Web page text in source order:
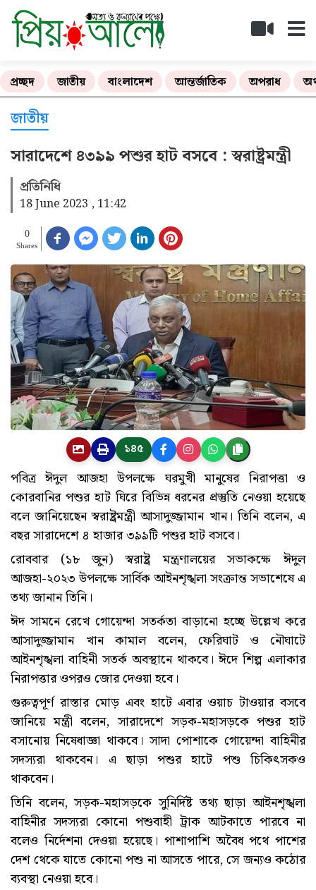
প্রচ্ছদ জাতীয় বাংলাদেশ আন্তর্জাতিক অপরাধ
জাতীয়
সারাদেশে ৪৩৯৯ পশুর হাট বসবে : স্বরাষ্ট্রমন্ত্রী
প্রতিনিধি
18 June 2023 , 11:42
0
Shares
১৪৫
পবিত্র ঈদুল আজহা উপলক্ষে ঘরমুখী মানুষের নিরাপত্তা ও
কোরবানির পশুর হাট ঘিরে বিভিন্ন ধরনের প্রস্তুতি নেওয়া হয়েছে
বলে জানিয়েছেন স্বরাষ্ট্রমন্ত্রী আসাদুজ্জামান খান। তিনি বলেন, এ
বছর সারাদেশে ৪ হাজার ৩৯৯টি পশুর হাট বসবে।
রোববার (১৮ জুন) স্বরাষ্ট্র মন্ত্রণালয়ের সভাকক্ষে ঈদুল
আজহা-২০২৩ উপলক্ষে সার্বিক আইনশৃঙ্খলা সংক্রান্ত সভাশেষে এ
তথ্য জানান তিনি।
ঈদ সামনে রেখে গোয়েন্দা সতর্কতা বাড়ানো হচ্ছে উল্লেখ করে
আসাদুজ্জামান খান কামাল বলেন, ফেরিঘাট ও নৌঘাটে
আইনশৃঙ্খলা বাহিনী সতর্ক অবস্থানে থাকবে। ঈদে শিল্প এলাকার
নিরাপত্তার ওপরও জোর দেওয়া হবে।
গুরুত্বপূর্ণ রাস্তার মোড় এবং হাটে এবার ওয়াচ টাওয়ার বসবে
জানিয়ে মন্ত্রী বলেন, সারাদেশে সড়ক-মহাসড়কে পশুর হাট
বসানোয় নিষেধাজ্ঞা থাকবে। সাদা পোশাকে গোয়েন্দা বাহিনীর
সদস্যরা থাকবেন। এ ছাড়া পশুর হাটে পশু চিকিৎসকও
থাকবেন।
তিনি বলেন, সড়ক-মহাসড়কে সুনির্দিষ্ট তথ্য ছাড়া আইনশৃঙ্খলা
বাহিনীর সদস্যরা কোনো পশুবাহী ট্রাক আটকাতে পারবে না
বলেও নির্দেশনা দেওয়া হয়েছে। পাশাপাশি অবৈধ পথে পাশের
দেশ থেকে যাতে কোনো পশু না আসতে পারে, সে জন্যও কঠোর
ব্যবস্থা নেওয়া হবে।